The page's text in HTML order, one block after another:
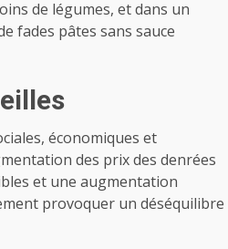
de légumes, et dans un
fades pâtes sans sauce
économiques et
des prix des denrées
et une augmentation
provoquer un déséquilibre